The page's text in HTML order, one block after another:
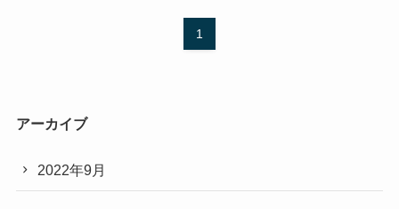
1
アーカイブ
2022年9月